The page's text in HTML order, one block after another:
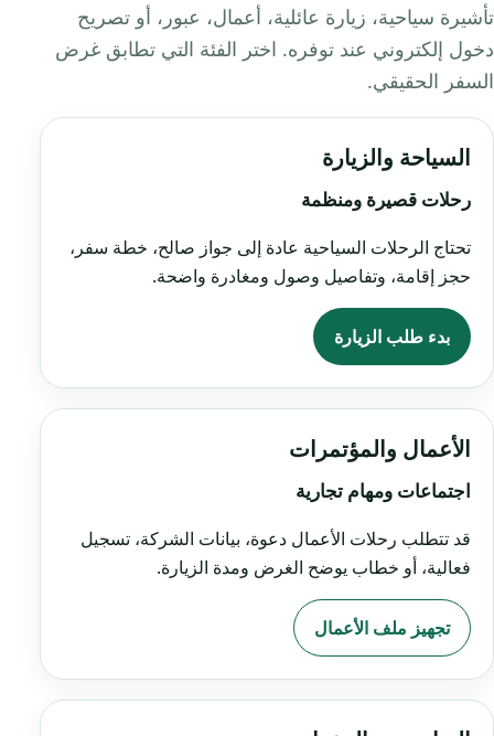
تأشيرة سياحية، زيارة عائلية، أعمال، عبور، أو تصريح
دخول إلكتروني عند توفره. اختر الفئة التي تطابق غرض
السفر الحقيقي.
السياحة والزيارة
رحلات قصيرة ومنظمة
تحتاج الرحلات السياحية عادة إلى جواز صالح، خطة سفر،
حجز إقامة، وتفاصيل وصول ومغادرة واضحة.
بدء طلب الزيارة
الأعمال والمؤتمرات
اجتماعات ومهام تجارية
قد تتطلب رحلات الأعمال دعوة، بيانات الشركة، تسجيل
فعالية، أو خطاب يوضح الغرض ومدة الزيارة.
تجهيز ملف الأعمال